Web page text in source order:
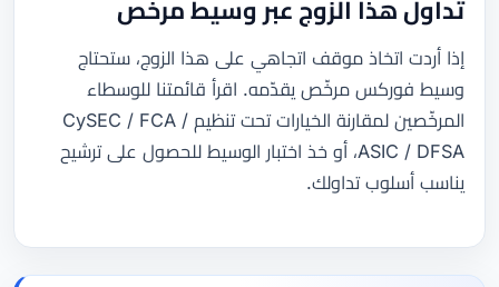
تداول هذا الزوج عبر وسيط مرخّص
إذا أردت اتخاذ موقف اتجاهي على هذا الزوج، ستحتاج
وسيط فوركس مرخّص يقدّمه. اقرأ قائمتنا للوسطاء
المرخّصين لمقارنة الخيارات تحت تنظيم CySEC / FCA /
ASIC / DFSA، أو خذ اختبار الوسيط للحصول على ترشيح
يناسب أسلوب تداولك.